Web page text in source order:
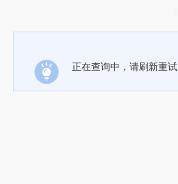
正在查询中，请刷新重试